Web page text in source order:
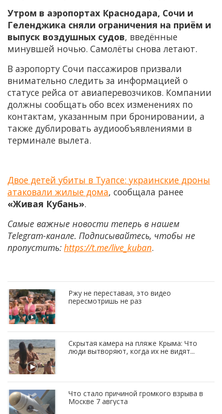
Утром в аэропортах Краснодара, Сочи и
Геленджика сняли ограничения на приём и
выпуск воздушных судов, введённые
минувшей ночью. Самолёты снова летают.
В аэропорту Сочи пассажиров призвали
внимательно следить за информацией о
статусе рейса от авиаперевозчиков. Компании
должны сообщать обо всех изменениях по
контактам, указанным при бронировании, а
также дублировать аудиообъявлениями в
терминале вылета.
Двое детей убиты в Туапсе: украинские дроны
атаковали жилые дома, сообщала ранее
«Живая Кубань».
Самые важные новости теперь в нашем
Telegram-канале. Подписывайтесь, чтобы не
пропустить: https://t.me/live_kuban.
Ржу не переставая, это видео
пересмотришь не раз
Скрытая камера на пляже Крыма: Что
люди вытворяют, когда их не видят...
Что стало причиной громкого взрыва в
Москве 7 августа